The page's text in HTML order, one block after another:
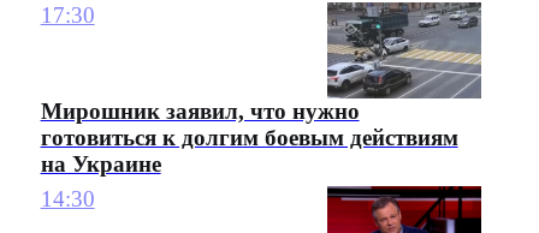
17:30
Мирошник заявил, что нужно
готовиться к долгим боевым действиям
на Украине
14:30